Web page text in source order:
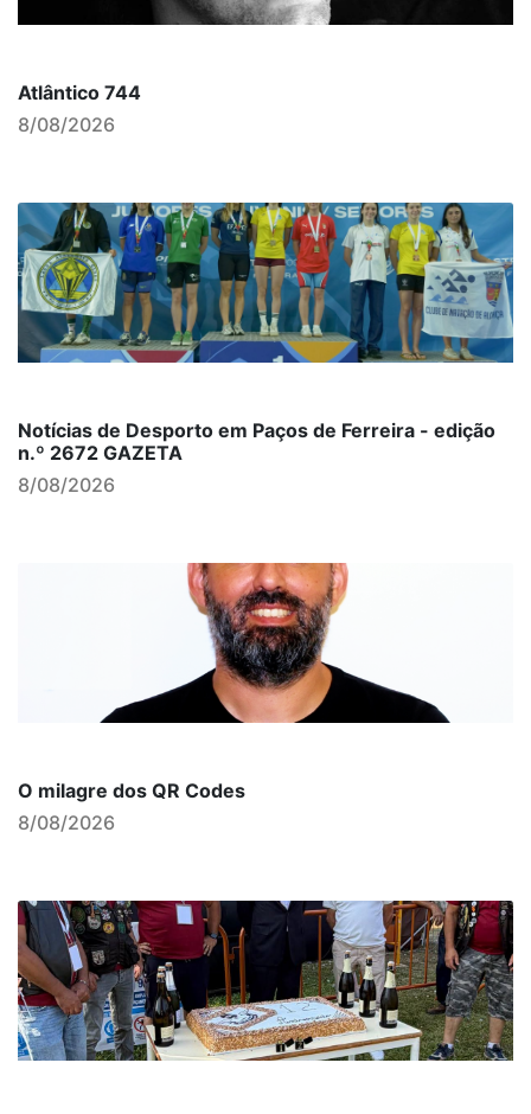
Atlântico 744
8/08/2026
Notícias de Desporto em Paços de Ferreira - edição
n.º 2672 GAZETA
8/08/2026
O milagre dos QR Codes
8/08/2026